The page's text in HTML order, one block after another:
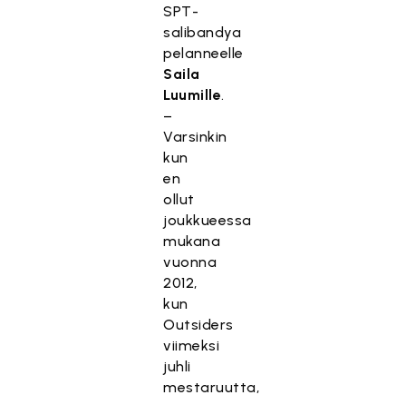
SPT-
salibandya
pelanneelle
Saila
Luumille.
–
Varsinkin
kun
en
ollut
joukkueessa
mukana
vuonna
2012,
kun
Outsiders
viimeksi
juhli
mestaruutta,